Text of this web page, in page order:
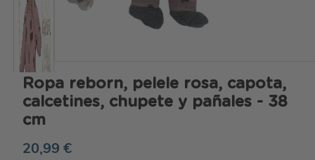
Ropa reborn, pelele rosa, capota,
calcetines, chupete y pañales - 38
cm
20,99 €